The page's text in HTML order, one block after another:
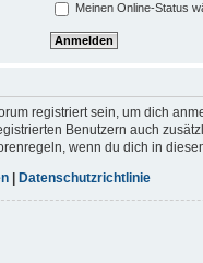
Meinen Online-Status
registriert sein, um dich
Benutzern auch
wenn du dich in
| Datenschutzrichtlinie